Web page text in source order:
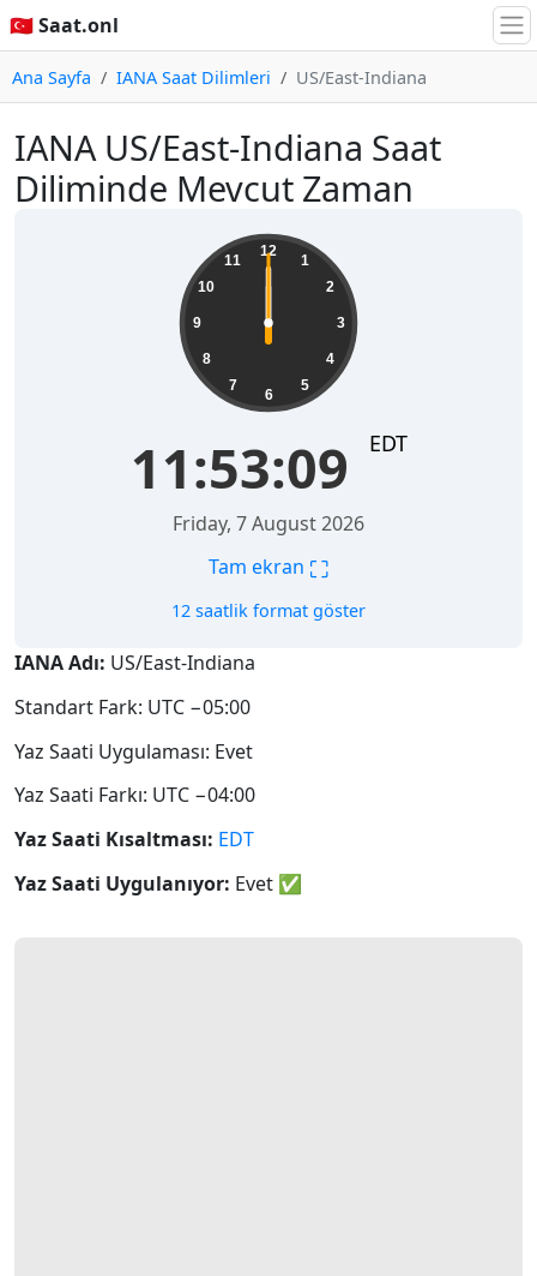
🇹🇷 Saat.onl
Ana Sayfa IANA Saat Dilimleri US/East-Indiana
IANA US/East-Indiana Saat
Diliminde Mevcut Zaman
12
1
2
3
4
5
6
7
8
9
10
11
11:53:09 EDT
Friday, 7 August 2026
Tam ekran ⛶
12 saatlik format göster
IANA Adı: US/East-Indiana
Standart Fark: UTC −05:00
Yaz Saati Uygulaması: Evet
Yaz Saati Farkı: UTC −04:00
Yaz Saati Kısaltması: EDT
Yaz Saati Uygulanıyor: Evet ✅